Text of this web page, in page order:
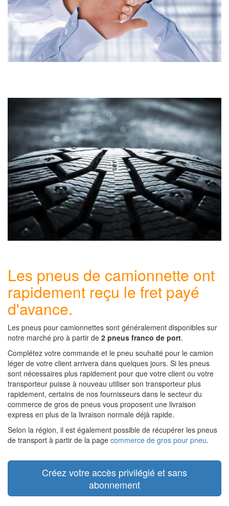
Les pneus de camionnette ont
rapidement reçu le fret payé
d'avance.
Les pneus pour camionnettes sont généralement disponibles sur
notre marché pro à partir de 2 pneus franco de port.
Complétez votre commande et le pneu souhaité pour le camion
léger de votre client arrivera dans quelques jours. Si les pneus
sont nécessaires plus rapidement pour que votre client ou votre
transporteur puisse à nouveau utiliser son transporteur plus
rapidement, certains de nos fournisseurs dans le secteur du
commerce de gros de pneus vous proposent une livraison
express en plus de la livraison normale déjà rapide.
Selon la région, il est également possible de récupérer les pneus
de transport à partir de la page commerce de gros pour pneu.
Créez votre accès privilégié et sans
abonnement